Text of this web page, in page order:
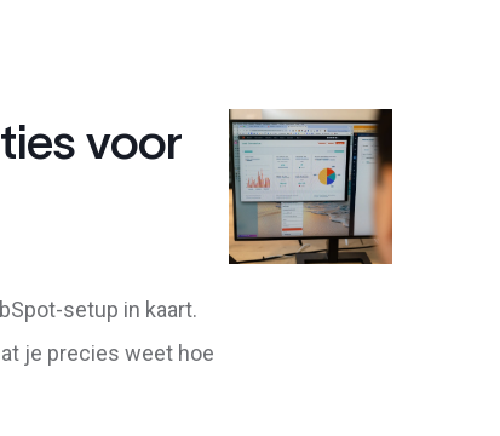
voor
setup in kaart.
je precies weet hoe